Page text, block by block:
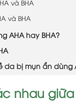
và BHA
và BHA
AHA hay BHA?
bị mụn ẩn dùng
nhau giữa